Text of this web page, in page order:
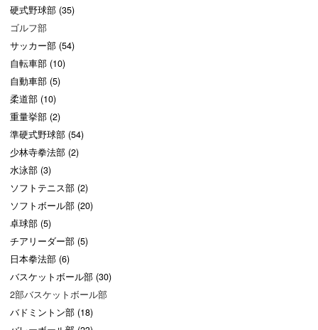
硬式野球部 (35)
ゴルフ部
サッカー部 (54)
自転車部 (10)
自動車部 (5)
柔道部 (10)
重量挙部 (2)
準硬式野球部 (54)
少林寺拳法部 (2)
水泳部 (3)
ソフトテニス部 (2)
ソフトボール部 (20)
卓球部 (5)
チアリーダー部 (5)
日本拳法部 (6)
バスケットボール部 (30)
2部バスケットボール部
バドミントン部 (18)